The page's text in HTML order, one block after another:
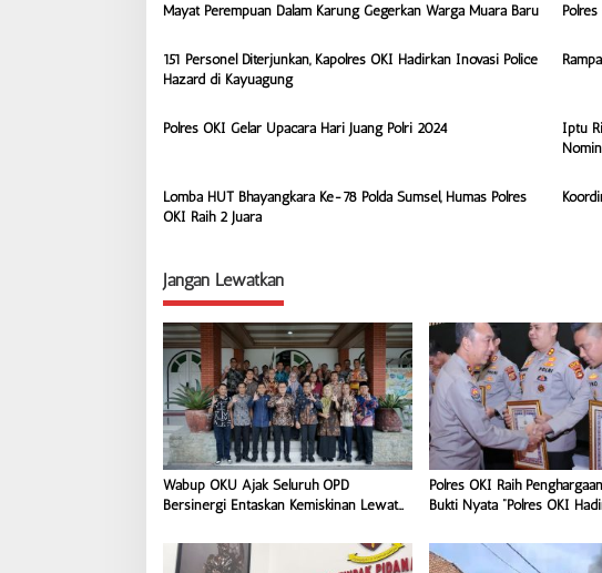
i
p
o
Mayat Perempuan Dalam Karung Gegerkan Warga Muara Baru
151 Personel Diterjunkan, Kapolres OKI Hadirkan Inovasi Police
Hazard di Kayuagung
Polres OKI Gelar Upacara Hari Juang Polri 2024
Iptu
Lomba HUT Bhayangkara Ke-78 Polda Sumsel, Humas Polres
OKI Raih 2 Juara
Jangan Lewatkan
Wabup OKU Ajak Seluruh OPD
Bersinergi Entaskan Kemiskinan Lewat
Polres OKI Raih
Bukti Nyata “Polres OKI